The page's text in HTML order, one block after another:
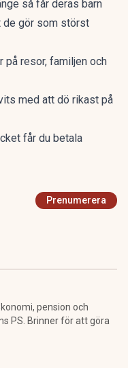
så får deras barn
de gör som störst
på resor, familjen och
med att dö rikast på
får du betala
Prenumerera
pension och
PS. Brinner för att göra